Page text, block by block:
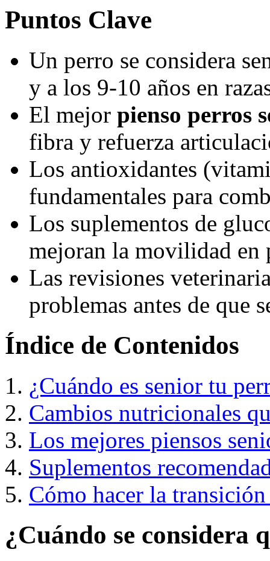
Puntos Clave
Un perro se considera
y a los 9-10 años en
El mejor pienso perros
fibra y refuerza
Los antioxidantes
fundamentales para
Los suplementos de
mejoran la movilidad en
Las revisiones
problemas antes de que
Índice de Contenidos
¿Cuándo es senior tu
Cambios nutricionales
Los mejores piensos
Suplementos
Cómo hacer la
¿Cuándo se considera